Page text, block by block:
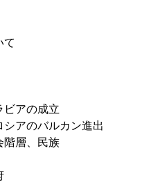
て
アの成立
アのバルカン進出
層、民族